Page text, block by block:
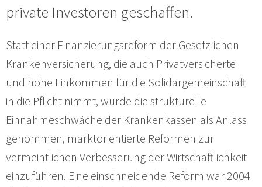
private Investoren geschaffen.
Statt einer Finanzierungsreform der Gesetzlichen
Krankenversicherung, die auch Privatversicherte
und hohe Einkommen für die Solidargemeinschaft
in die Pflicht nimmt, wurde die strukturelle
Einnahmeschwäche der Krankenkassen als Anlass
genommen, marktorientierte Reformen zur
vermeintlichen Verbesserung der Wirtschaftlichkeit
einzuführen. Eine einschneidende Reform war 2004